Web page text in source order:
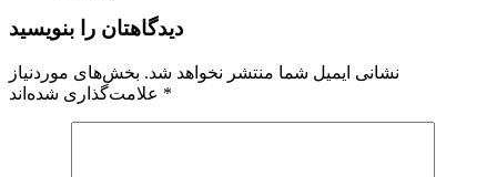
دیدگاهتان را بنویسید
نشانی ایمیل شما منتشر نخواهد شد. بخش‌های موردنیاز
*